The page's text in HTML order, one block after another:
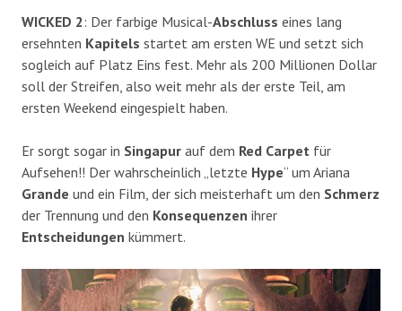
WICKED 2: Der farbige Musical-Abschluss eines lang
ersehnten Kapitels startet am ersten WE und setzt sich
sogleich auf Platz Eins fest. Mehr als 200 Millionen Dollar
soll der Streifen, also weit mehr als der erste Teil, am
ersten Weekend eingespielt haben.
Er sorgt sogar in Singapur auf dem Red Carpet für
Aufsehen!! Der wahrscheinlich „letzte Hype“ um Ariana
Grande und ein Film, der sich meisterhaft um den Schmerz
der Trennung und den Konsequenzen ihrer
Entscheidungen kümmert.